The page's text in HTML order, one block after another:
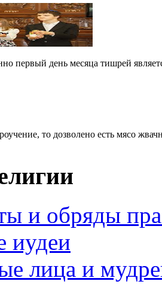
первый день месяца тишрей
то дозволено есть мясо
и обряды
иудеи
лица и